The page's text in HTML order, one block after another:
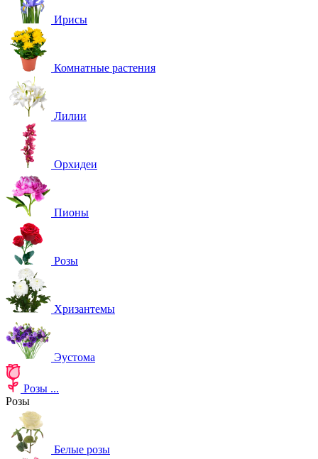
Ирисы
Комнатные растения
Лилии
Орхидеи
Пионы
Розы
Хризантемы
Эустома
Розы ...
Розы
Белые розы